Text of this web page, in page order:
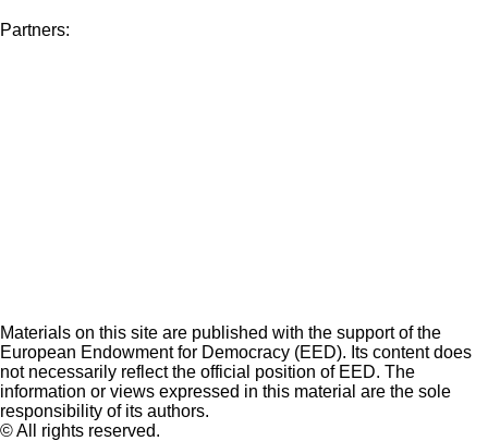
Partners:
Materials on this site are published with the support of the
European Endowment for Democracy (EED). Its content does
not necessarily reflect the official position of EED. The
information or views expressed in this material are the sole
responsibility of its authors.
© All rights reserved.